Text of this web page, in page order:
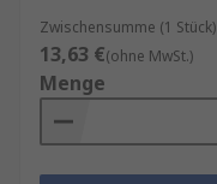
Zwischensumme (1 Stück)
13,63 €(ohne MwSt.)
Menge